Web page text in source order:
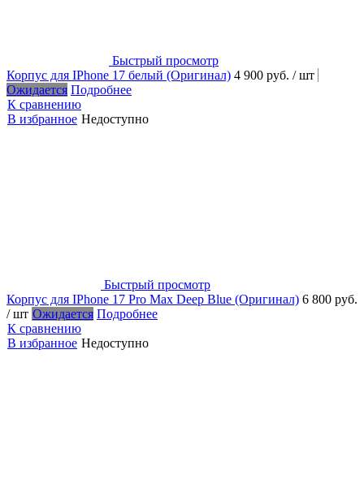
Быстрый просмотр
Корпус для IPhone 17 белый (Оригинал) 4 900 руб. / шт
Ожидается Подробнее
К сравнению
В избранное Недоступно
Быстрый просмотр
Корпус для IPhone 17 Pro Max Deep Blue (Оригинал) 6 800 руб.
/ шт Ожидается Подробнее
К сравнению
В избранное Недоступно